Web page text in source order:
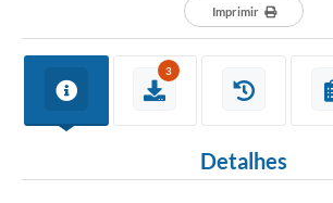
Imprimir
3
Detalhes